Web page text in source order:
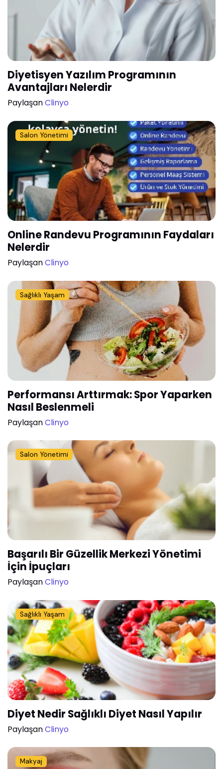
Diyetisyen Yazılım Programının
Avantajları Nelerdir
PaylaşanClinyo
Salon Yönetimi
Online Randevu Programının Faydaları
Nelerdir
PaylaşanClinyo
Sağlıklı Yaşam
Performansı Arttırmak: Spor Yaparken
Nasıl Beslenmeli
PaylaşanClinyo
Salon Yönetimi
Başarılı Bir Güzellik Merkezi Yönetimi
İçin İpuçları
PaylaşanClinyo
Sağlıklı Yaşam
Diyet Nedir Sağlıklı Diyet Nasıl Yapılır
PaylaşanClinyo
Makyaj